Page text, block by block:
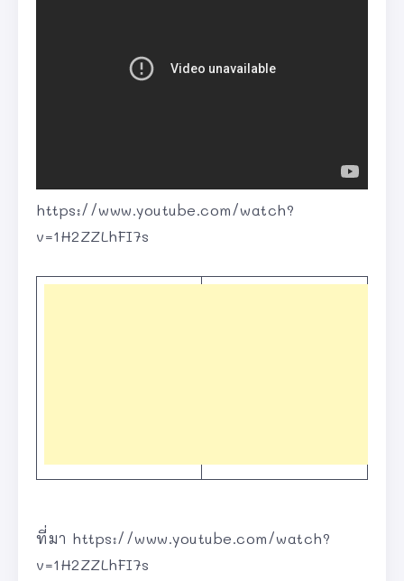
https://www.youtube.com/watch?
v=1H2ZZLhFI7s
ที่มา https://www.youtube.com/watch?
v=1H2ZZLhFI7s